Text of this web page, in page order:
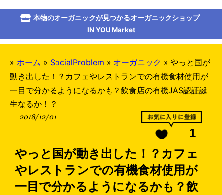
本物のオーガニックが見つかるオーガニックショップ
IN YOU Market
» ホーム » SocialProblem » オーガニック » やっと国が
動き出した！？カフェやレストランでの有機食材使用が
一目で分かるようになるかも？飲食店の有機JAS認証誕
生なるか！？
2018/12/01
1
やっと国が動き出した！？カフェ
やレストランでの有機食材使用が
一目で分かるようになるかも？飲